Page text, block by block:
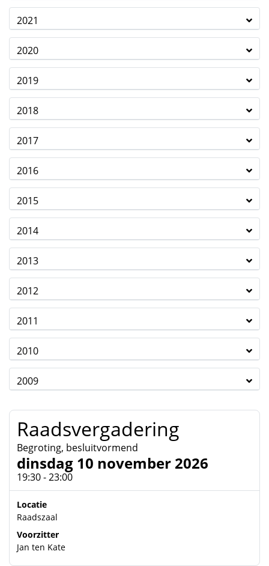
2021
2020
2019
2018
2017
2016
2015
2014
2013
2012
2011
2010
2009
Raadsvergadering
Begroting, besluitvormend
dinsdag 10 november 2026
19:30 - 23:00
Locatie
Raadszaal
Voorzitter
Jan ten Kate